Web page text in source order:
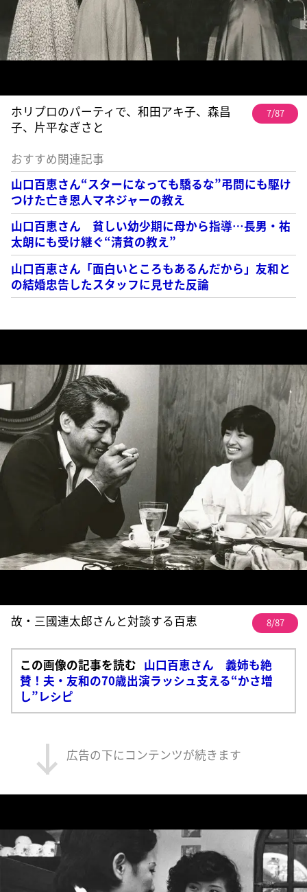
ホリプロのパーティで、和田アキ子、森昌
子、片平なぎさと
7/87
おすすめ関連記事
山口百恵さん“スターになっても驕るな”弔問にも駆け
つけた亡き恩人マネジャーの教え
山口百恵さん 貧しい幼少期に母から指導…長男・祐
太朗にも受け継ぐ“清貧の教え”
山口百恵さん「面白いところもあるんだから」友和と
の結婚忠告したスタッフに見せた反論
故・三國連太郎さんと対談する百恵 8/87
この画像の記事を読む 山口百恵さん 義姉も絶
賛！夫・友和の70歳出演ラッシュ支える“かさ増
し”レシピ
広告の下にコンテンツが続きます